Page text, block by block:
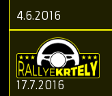
4.6.2016
17.7.2016